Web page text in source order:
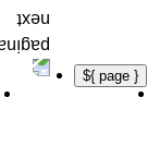
${ page }